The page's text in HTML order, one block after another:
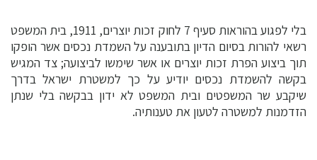
בלי לפגוע בהוראות סעיף 7 לחוק זכות יוצרים, 1911, בית המשפט
רשאי להורות בסיום הדיון בתובענה על השמדת נכסים אשר הופקו
תוך ביצוע הפרת זכות יוצרים או אשר שימשו לביצועה; צד המגיש
בקשה להשמדת נכסים יודיע על כך למשטרת ישראל בדרך
שיקבע שר המשפטים ובית המשפט לא ידון בבקשה בלי שנתן
הזדמנות למשטרה לטעון את טענותיה.